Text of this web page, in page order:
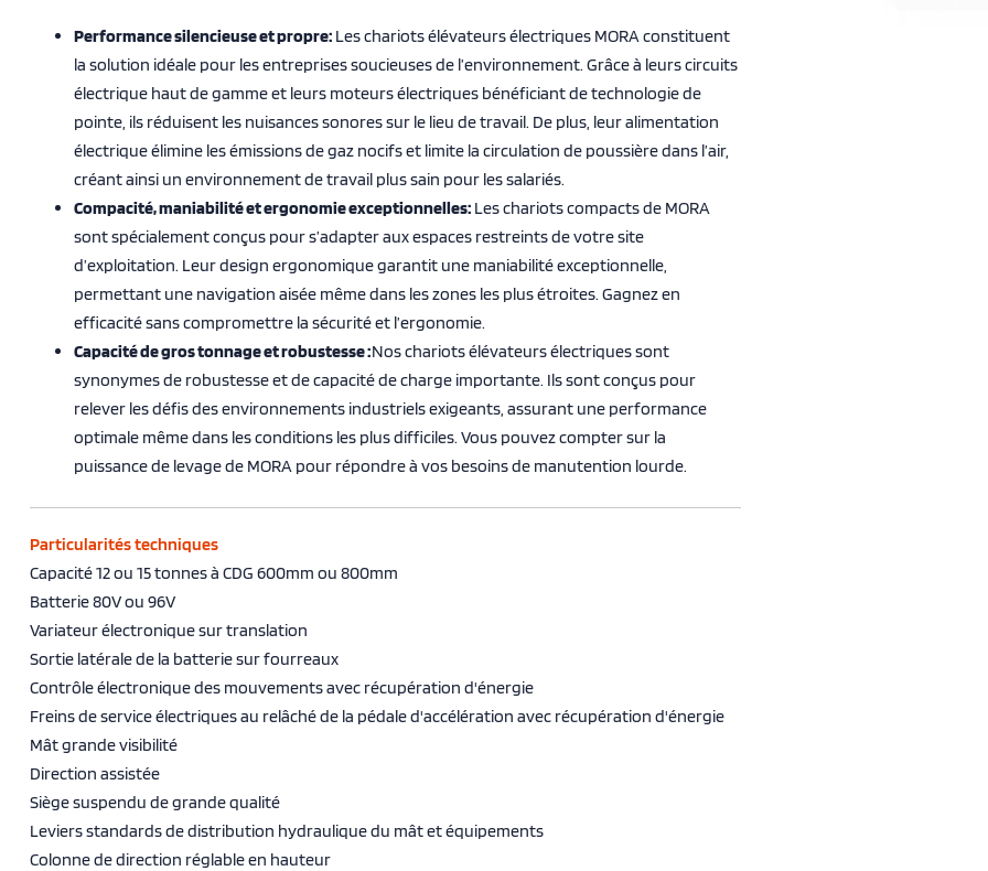
Performance silencieuse et propre: Les chariots élévateurs électriques MORA constituent
la solution idéale pour les entreprises soucieuses de l’environnement. Grâce à leurs circuits
électrique haut de gamme et leurs moteurs électriques bénéficiant de technologie de
pointe, ils réduisent les nuisances sonores sur le lieu de travail. De plus, leur alimentation
électrique élimine les émissions de gaz nocifs et limite la circulation de poussière dans l’air,
créant ainsi un environnement de travail plus sain pour les salariés.
Compacité, maniabilité et ergonomieexceptionnelles: Les chariots compacts de MORA
sont spécialement conçus pour s’adapter aux espaces restreints de votre site
d’exploitation. Leur design ergonomique garantit une maniabilité exceptionnelle,
permettant une navigation aisée même dans les zones les plus étroites. Gagnez en
efficacité sans compromettre la sécurité et l’ergonomie.
Capacité de gros tonnage et robustesse :Nos chariots élévateurs électriques sont
synonymes de robustesse et de capacité de charge importante. Ils sont conçus pour
relever les défis des environnements industriels exigeants, assurant une performance
optimale même dans les conditions les plus difficiles. Vous pouvez compter sur la
puissance de levage de MORA pour répondre à vos besoins de manutention lourde.
Particularités techniques
Capacité 12 ou 15 tonnes à CDG 600mm ou 800mm
Batterie 80V ou 96V
Variateur électronique sur translation
Sortie latérale de la batterie sur fourreaux
Contrôle électronique des mouvements avec récupération d'énergie
Freins de service électriques au relâché de la pédale d'accélération avec récupération d'énergie
Mât grande visibilité
Direction assistée
Siège suspendu de grande qualité
Leviers standards de distribution hydraulique du mât et équipements
Colonne de direction réglable en hauteur